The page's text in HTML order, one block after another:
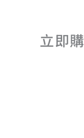
立即